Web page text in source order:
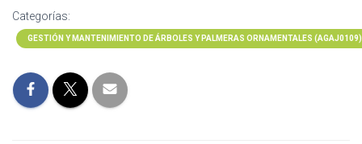
Categorías:
GESTIÓN Y MANTENIMIENTO DE ÁRBOLES Y PALMERAS ORNAMENTALES (AGAJ0109)